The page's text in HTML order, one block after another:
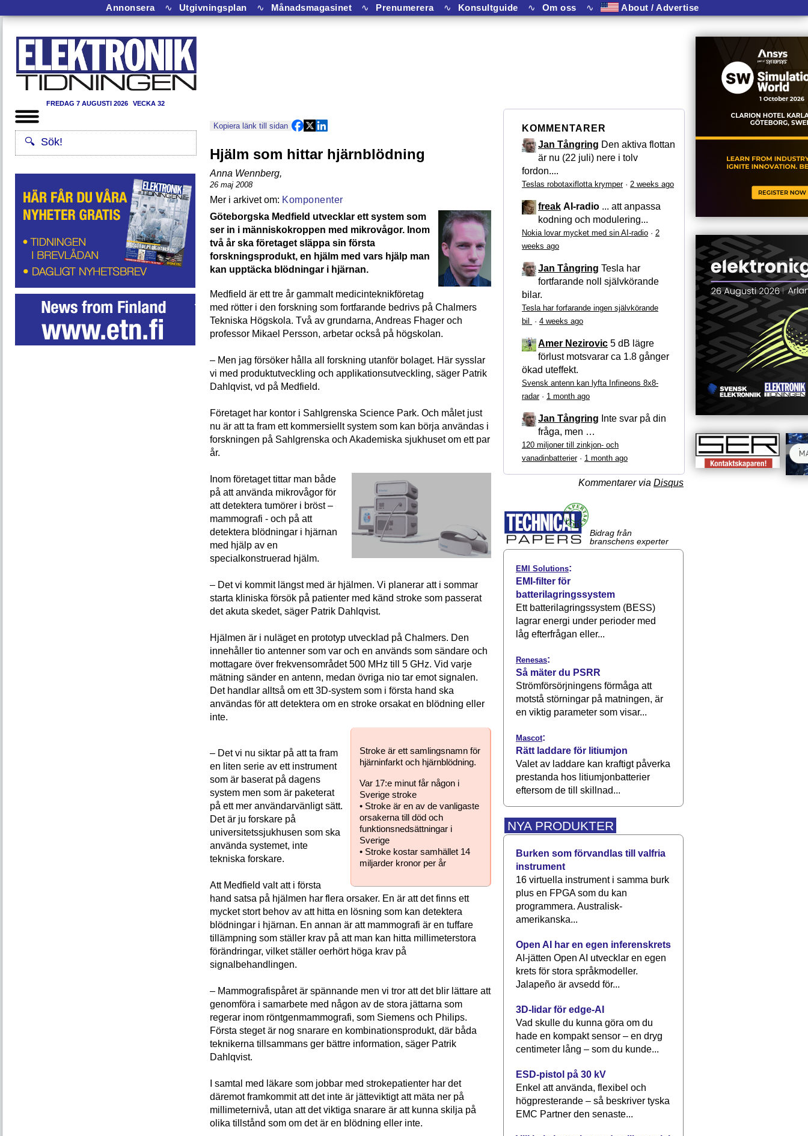
Annonsera ∿ Utgivningsplan ∿ Månadsmagasinet ∿ Prenumerera ∿ Konsultguide ∿ Om oss ∿ About / Advertise
FREDAG 7 AUGUSTI 2026 VECKA 32
Kopiera länk till sidan
Hjälm som hittar hjärnblödning
Anna Wennberg,
26 maj 2008
Komponenter
Göteborgska Medfield utvecklar ett system som
ser in i människokroppen med mikrovågor. Inom
två år ska företaget släppa sin första
forskningsprodukt, en hjälm med vars hjälp man
kan upptäcka blödningar i hjärnan.
Medfield är ett tre år gammalt medicinteknikföretag
med rötter i den forskning som fortfarande bedrivs på Chalmers
Tekniska Högskola. Två av grundarna, Andreas Fhager och
professor Mikael Persson, arbetar också på högskolan.
– Men jag försöker hålla all forskning utanför bolaget. Här sysslar
vi med produktutveckling och applikationsutveckling, säger Patrik
Dahlqvist, vd på Medfield.
Företaget har kontor i Sahlgrenska Science Park. Och målet just
nu är att ta fram ett kommersiellt system som kan börja användas i
forskningen på Sahlgrenska och Akademiska sjukhuset om ett par
år.
Inom företaget tittar man både
på att använda mikrovågor för
att detektera tumörer i bröst –
mammografi - och på att
detektera blödningar i hjärnan
med hjälp av en
specialkonstruerad hjälm.
– Det vi kommit längst med är hjälmen. Vi planerar att i sommar
starta kliniska försök på patienter med känd stroke som passerat
det akuta skedet, säger Patrik Dahlqvist.
Hjälmen är i nuläget en prototyp utvecklad på Chalmers. Den
innehåller tio antenner som var och en används som sändare och
mottagare över frekvensområdet 500 MHz till 5 GHz. Vid varje
mätning sänder en antenn, medan övriga nio tar emot signalen.
Det handlar alltså om ett 3D-system som i första hand ska
användas för att detektera om en stroke orsakat en blödning eller
inte.
Stroke är ett samlingsnamn för
hjärninfarkt och hjärnblödning.
Var 17:e minut får någon i
Sverige stroke
• Stroke är en av de vanligaste
orsakerna till död och
funktionsnedsättningar i
Sverige
• Stroke kostar samhället 14
miljarder kronor per år
– Det vi nu siktar på att ta fram
en liten serie av ett instrument
som är baserat på dagens
system men som är paketerat
på ett mer användarvänligt sätt.
Det är ju forskare på
universitetssjukhusen som ska
använda systemet, inte
tekniska forskare.
Att Medfield valt att i första
hand satsa på hjälmen har flera orsaker. En är att det finns ett
mycket stort behov av att hitta en lösning som kan detektera
blödningar i hjärnan. En annan är att mammografi är en tuffare
tillämpning som ställer krav på att man kan hitta millimeterstora
förändringar, vilket ställer oerhört höga krav på
signalbehandlingen.
– Mammografispåret är spännande men vi tror att det blir lättare att
genomföra i samarbete med någon av de stora jättarna som
regerar inom röntgenmammografi, som Siemens och Philips.
Första steget är nog snarare en kombinationsprodukt, där båda
teknikerna tillsammans ger bättre information, säger Patrik
Dahlqvist.
I samtal med läkare som jobbar med strokepatienter har det
däremot framkommit att det inte är jätteviktigt att mäta ner på
millimeternivå, utan att det viktiga snarare är att kunna skilja på
olika tillstånd som om det är en blödning eller inte.
KOMMENTARER
Jan Tångring Den aktiva flottan
är nu (22 juli) nere i tolv
fordon....
Teslas robotaxiflotta krymper· 2 weeks ago
freak AI-radio ... att anpassa
kodning och modulering...
Nokia lovar mycket med sin AI-radio · 2
weeks ago
Jan Tångring Tesla har
fortfarande noll självkörande
bilar.
Tesla har forfarande ingen självkörande
bil
· 4 weeks ago
Amer Nezirovic 5 dB lägre
förlust motsvarar ca 1.8 gånger
ökad uteffekt.
Svensk antenn kan lyfta Infineons 8x8-
radar· 1 month ago
Jan Tångring Inte svar på din
fråga, men …
120 miljoner till zinkjon- och
vanadinbatterier· 1 month ago
Kommentarer via Disqus
Bidrag från
branschens experter
EMI Solutions:
EMI-filter för
batterilagringssystem
Ett batterilagringssystem (BESS)
lagrar energi under perioder med
låg efterfrågan eller...
Renesas:
Så mäter du PSRR
Strömförsörjningens förmåga att
motstå störningar på matningen, är
en viktig parameter som visar...
Mascot:
Rätt laddare för litiumjon
Valet av laddare kan kraftigt påverka
prestanda hos litiumjonbatterier
eftersom de till skillnad...
NYA PRODUKTER
Burken som förvandlas till valfria
instrument
16 virtuella instrument i samma burk
plus en FPGA som du kan
programmera. Australisk-
amerikanska...
Open AI har en egen inferenskrets
AI-jätten Open AI utvecklar en egen
krets för stora språkmodeller.
Jalapeño är avsedd för...
3D-lidar för edge-AI
Vad skulle du kunna göra om du
hade en kompakt sensor – en dryg
centimeter lång – som du kunde...
ESD-pistol på 30 kV
Enkel att använda, flexibel och
högpresterande – så beskriver tyska
EMC Partner den senaste...